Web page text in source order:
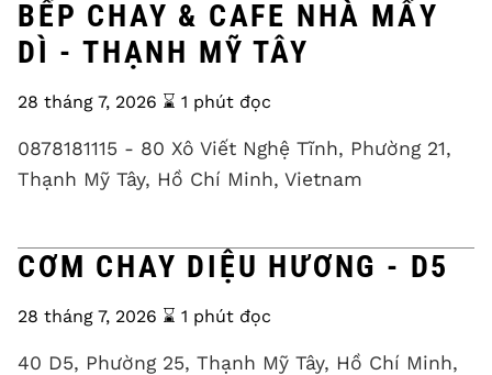
BẾP CHAY & CAFE NHÀ MẤY
DÌ - THẠNH MỸ TÂY
28 tháng 7, 2026 ⌛️ 1 phút đọc
0878181115 - 80 Xô Viết Nghệ Tĩnh, Phường 21,
Thạnh Mỹ Tây, Hồ Chí Minh, Vietnam
CƠM CHAY DIỆU HƯƠNG - D5
28 tháng 7, 2026 ⌛️ 1 phút đọc
40 D5, Phường 25, Thạnh Mỹ Tây, Hồ Chí Minh,